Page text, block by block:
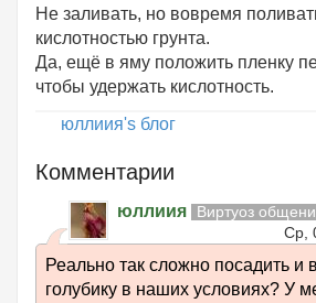
Не заливать, но вовремя
кислотностью грунта.
Да, ещё в яму положить пленку
чтобы удержать кислотность.
юллиия's блог
Комментарии
юллиия Виртуоз
Ср,
Реально так сложно посадить и
голубику в наших условиях? У